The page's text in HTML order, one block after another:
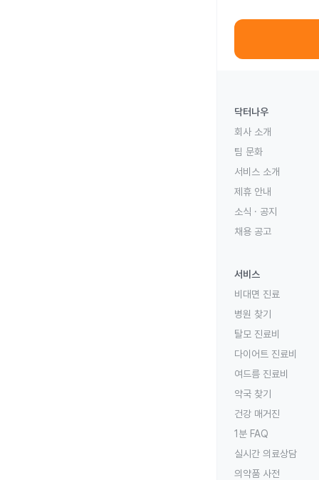
닥터나우
회사 소개
팀 문화
서비스 소개
제휴 안내
소식 · 공지
채용 공고
서비스
비대면 진료
병원 찾기
탈모 진료비
다이어트 진료비
여드름 진료비
약국 찾기
건강 매거진
1분 FAQ
실시간 의료상담
의약품 사전